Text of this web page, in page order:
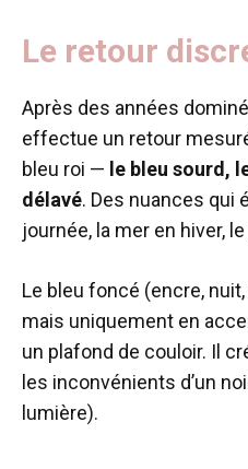
Le retour
Après des années
effectue un retour
bleu roi — le bleu sourd,
délavé. Des nuances qui
journée, la mer en hiver,
Le bleu foncé (encre,
mais uniquement en
un plafond de couloir. Il
les inconvénients d’un
lumière).